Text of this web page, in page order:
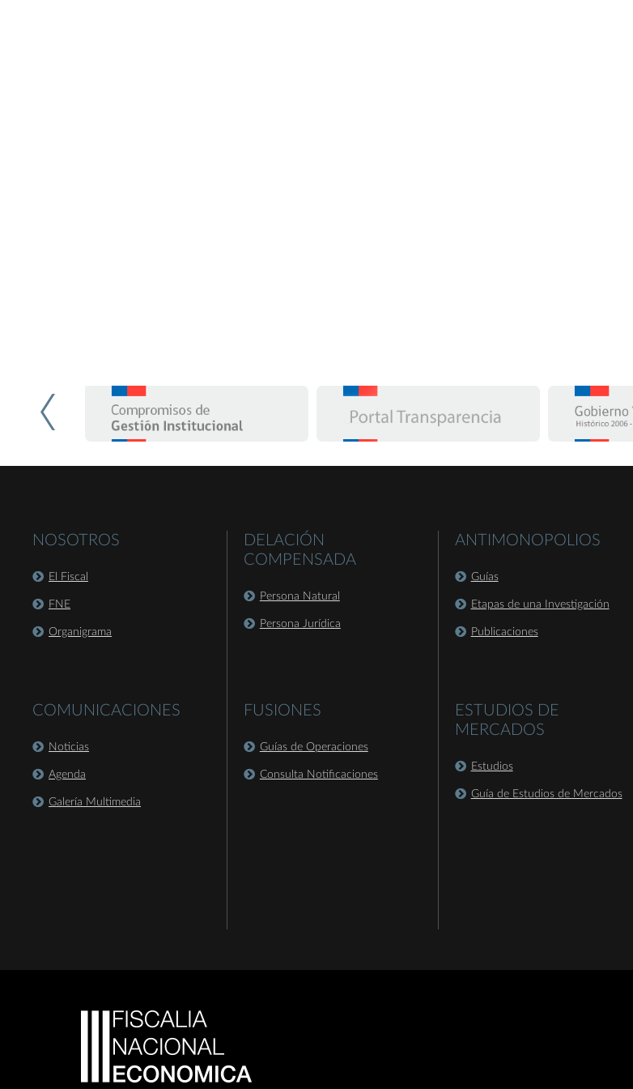
NOSOTROS
El Fiscal
FNE
Organigrama
COMUNICACIONES
Noticias
Agenda
Galería Multimedia
DELACIÓN
COMPENSADA
Persona Natural
Persona Jurídica
FUSIONES
Guías de Operaciones
Consulta Notificaciones
ANTIMONOPOLIOS
Guías
Etapas de una Investigación
Publicaciones
ESTUDIOS DE
MERCADOS
Estudios
Guía de Estudios de Mercados